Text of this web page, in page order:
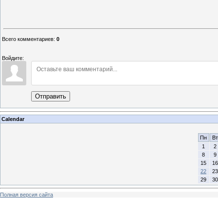
Всего комментариев: 0
Войдите:
Отправить
Calendar
Пн
Вт
1
2
8
9
15
16
22
23
29
30
Полная версия сайта